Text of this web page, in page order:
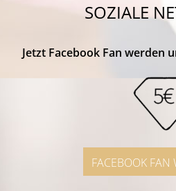
SOZIALE
Jetzt Facebook Fan werden
FACEBOOK FAN